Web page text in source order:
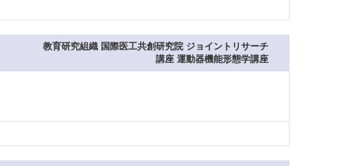
教育研究組織 国際医工共創研究院 ジョイントリサーチ
講座 運動器機能形態学講座